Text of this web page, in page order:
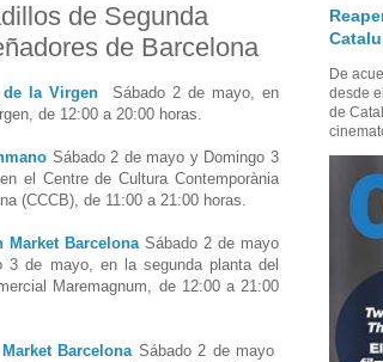
de Segunda
de Barcelona
de la Virgen
Sábado 2 de mayo, en
de 12:00 a 20:00 horas.
Sábado 2 de mayo y Domingo 3
el Centre de Cultura Contemporània
(CCCB), de 11:00 a 21:00 horas.
Market BarcelonaSábado 2 de mayo
3 de mayo, en la segunda planta del
Maremagnum, de 12:00 a 21:00
BarcelonaSábado 2 de mayo
De
desde
de